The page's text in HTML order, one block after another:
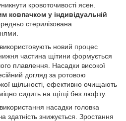
кровоточивості ясен.
ковпачком у індивідуальній
стерилізована
новий процес
частина щітини формується
плавлення. Насадки високої
догляд за ротовою
щільності, ефективно очищають
сидить на щітці без люфту.
насадки головка
здатність знижується. Зростання